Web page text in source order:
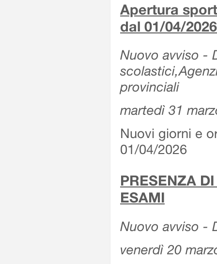
Apertura
dal 01/04/2026
Nuovo avviso -
provinciali
martedì 31
Nuovi giorni e
01/04/2026
PRESENZA
ESAMI
Nuovo avviso -
venerdì 20